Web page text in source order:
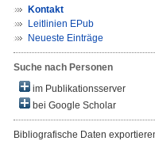
Kontakt
Leitlinien EPub
Neueste Einträge
Suche nach Personen
im Publikationsserver
bei Google Scholar
Bibliografische Daten